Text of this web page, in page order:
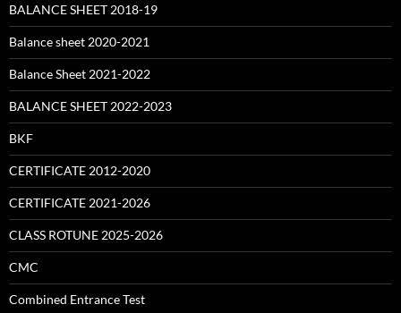
BALANCE SHEET 2018-19
Balance sheet 2020-2021
Balance Sheet 2021-2022
BALANCE SHEET 2022-2023
BKF
CERTIFICATE 2012-2020
CERTIFICATE 2021-2026
CLASS ROTUNE 2025-2026
CMC
Combined Entrance Test